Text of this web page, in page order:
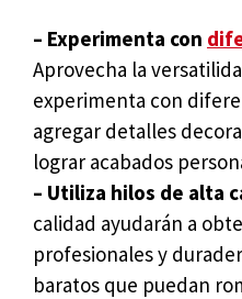
– Experimenta con
Aprovecha la
experimenta con
agregar detalles
lograr acabados
– Utiliza hilos de alta
calidad ayudarán a
profesionales y
baratos que puedan